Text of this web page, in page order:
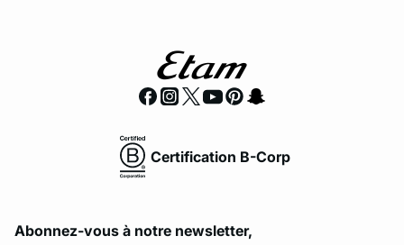
Certification B-Corp
Abonnez-vous à notre newsletter,